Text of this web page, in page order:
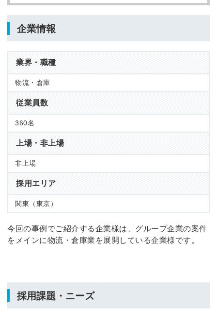
企業情報
業界・職種
物流・倉庫
従業員数
360名
上場・非上場
非上場
採用エリア
関東（東京）
今回の事例でご紹介する企業様は、グループ企業の案件
をメインに物流・倉庫業を展開している企業様です。
採用課題・ニーズ